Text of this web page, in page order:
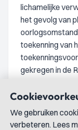
lichamelijke
het gevolg van
toekenning van
gekregen in de
zoals het
onder 3.3
We gebruiken
verbeteren. Lees